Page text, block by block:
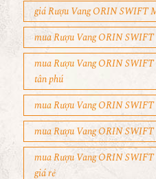
giá Rượu Vang ORIN SWIFT
mua Rượu Vang ORIN
mua Rượu Vang ORIN
tân phú
mua Rượu Vang ORIN
mua Rượu Vang ORIN
mua Rượu Vang ORIN
giá rẻ